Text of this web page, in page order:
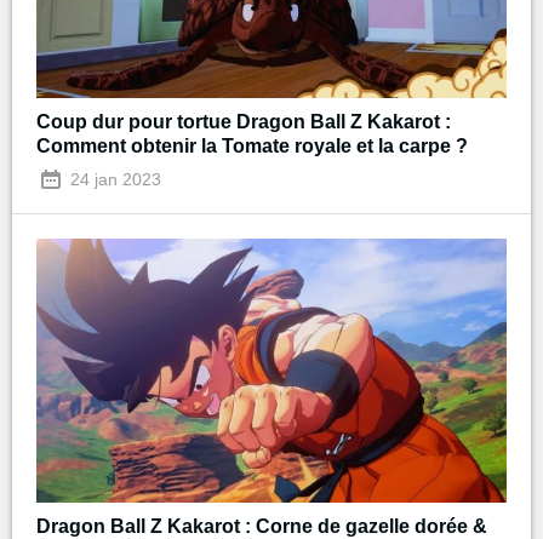
Coup dur pour tortue Dragon Ball Z Kakarot :
Comment obtenir la Tomate royale et la carpe ?
24 jan 2023
Dragon Ball Z Kakarot : Corne de gazelle dorée &